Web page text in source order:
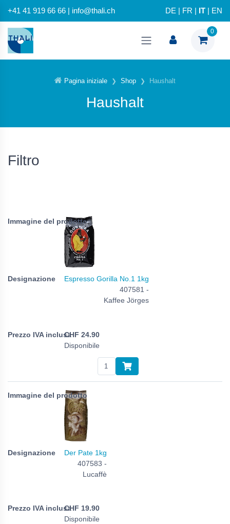
+41 41 919 66 66 | info@thali.ch DE FR IT EN
0
Pagina iniziale Shop Haushalt
Haushalt
Filtro
Espresso Gorilla No.1 1kg
407581 -
Kaffee Jörges
CHF 24.90
Disponibile
Der Pate 1kg
407583 -
Lucaffè
CHF 19.90
Disponibile